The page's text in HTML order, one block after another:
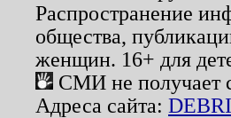
Распространение
общества,
женщин. 16+ для
СМИ не получает
Адреса сайта: